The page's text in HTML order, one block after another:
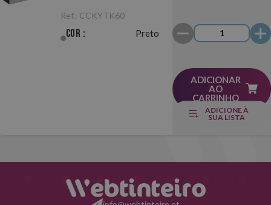
Preto
Ref.: CCKYTK60
Cor : Preto
ADICIONAR
AO
CARRINHO
ADICIONE À
SUA LISTA